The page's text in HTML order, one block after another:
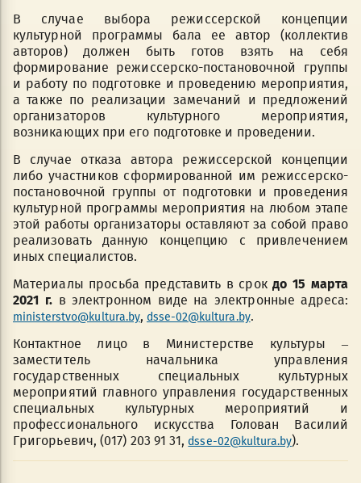
В случае выбора режиссерской концепции
культурной программы бала ее автор (коллектив
авторов) должен быть готов взять на себя
формирование режиссерско-постановочной группы
и работу по подготовке и проведению мероприятия,
а также по реализации замечаний и предложений
организаторов культурного мероприятия,
возникающих при его подготовке и проведении.
В случае отказа автора режиссерской концепции
либо участников сформированной им режиссерско-
постановочной группы от подготовки и проведения
культурной программы мероприятия на любом этапе
этой работы организаторы оставляют за собой право
реализовать данную концепцию с привлечением
иных специалистов.
Материалы просьба представить в срокдо 15 марта
2021 г. в электронном виде на электронные адреса:
ministerstvo@kultura.by, dsse-02@kultura.by.
Контактное лицо в Министерстве культуры –
заместитель начальника управления
государственных специальных культурных
мероприятий главного управления государственных
специальных культурных мероприятий и
профессионального искусства Голован Василий
Григорьевич, (017) 203 91 31, dsse-02@kultura.by).